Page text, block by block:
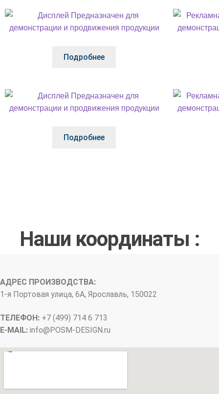
Подробнее
Подробнее
Наши координаты :
АДРЕС ПРОИЗВОДСТВА:
1-я Портовая улица, 6А, Ярославль, 150022
ТЕЛЕФОН: +7 (499) 714 6 713
E-MAIL: info@POSM-DESIGN .ru